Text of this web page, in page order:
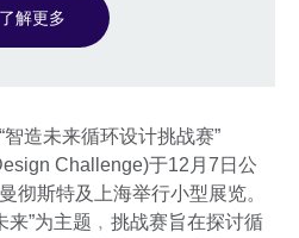
了解更多
造未来循环设计挑战赛”
Challenge)于12月7日公
彻斯特及上海举行小型展览。
来”为主题﹐挑战赛旨在探讨循